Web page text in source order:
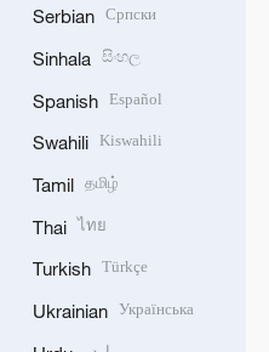
Serbian Српски
Sinhala සිංහල
Spanish Español
Swahili Kiswahili
Tamil தமிழ்
Thai ไทย
Turkish Türkçe
Ukrainian Українська